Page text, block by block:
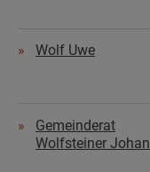
Wolf Uwe
Gemeinderat
Wolfsteiner